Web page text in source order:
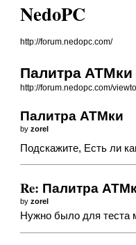
NedoPC
http://forum.nedopc.com/
Палитра АТМки
http://forum.nedopc.com/
Палитра АТМки
byzorel
Подскажите, Есть ли
Re: Палитра
byzorel
Нужно было для теста